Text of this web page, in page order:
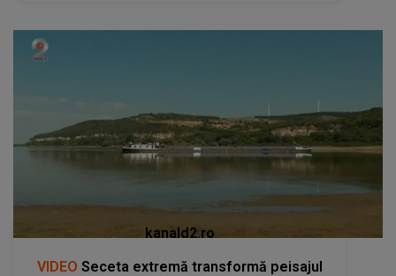
kanald2.ro
VIDEO Seceta extremă transformă peisajul